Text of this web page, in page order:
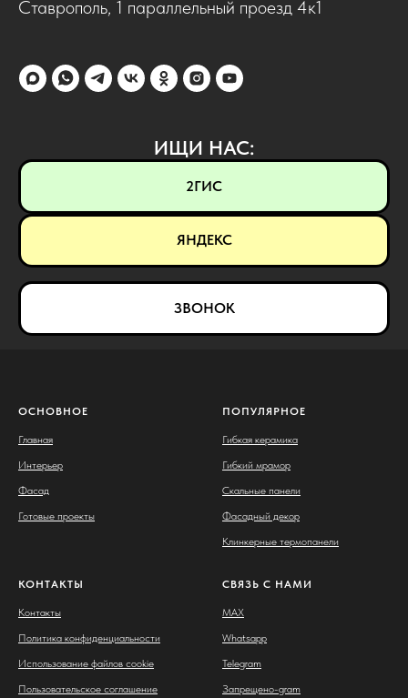
Ставрополь, 1 параллельный проезд 4к1
ИЩИ НАС:
2ГИС
ЯНДЕКС
ЗВОНОК
ОСНОВНОЕ
Главная
Интерьер
Фасад
Готовые проекты
ПОПУЛЯРНОЕ
Гибкая керамика
Гибкий мрамор
Скальные панели
Фасадный декор
Клинкерные термопанели
КОНТАКТЫ
Контакты
Политика конфиденциальности
Использование файлов cookie
Пользовательское соглашение
СВЯЗЬ С НАМИ
MAX
Whatsapp
Telegram
Запрещено-gram